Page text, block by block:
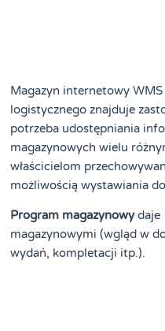
Magazyn internetowy
logistycznego znajduje
potrzeba udostępniania
magazynowych wielu
właścicielom
możliwością wystawiania
Program magazynowydaje
magazynowymi (wgląd w
wydań, kompletacji itp.).